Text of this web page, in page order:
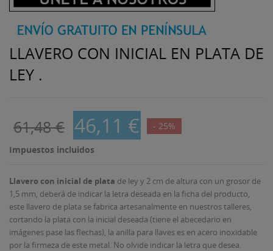
LLAVERO CON INICIAL EN PLATA DE
LEY .
61,48 € 46,11 € - 25%
Impuestos incluidos
Llavero con inicial de plata de ley y 2 cm de altura con un grosor de
1,5 mm, deberá de indicar la letra deseada en la ficha del producto,
este llavero de plata se fabrica artesanalmente en nuestros talleres,
cortando la plata con la inicial deseada (tiene el abecedario en
imágenes pase las flechas), la anilla para llaves es en acero inoxidable
por la firmeza de este metal. No olvide indicar la letra que desea.